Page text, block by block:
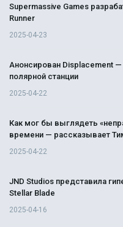
Supermassive Games
Runner
2025-04-23
Анонсирован Displacement
полярной станции
2025-04-22
Как мог бы выглядеть
времени — рассказывает
2025-04-22
JND Studios представила
Stellar Blade
2025-04-16